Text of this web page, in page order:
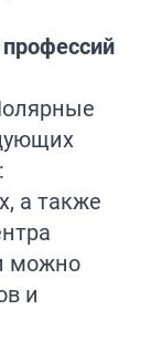
а также
можно
и